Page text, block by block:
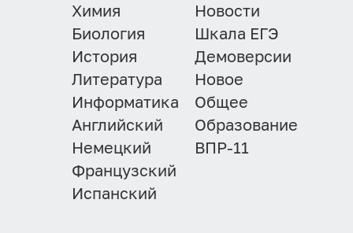
Химия
Биология
История
Литература
Информатика
Английский
Немецкий
Французский
Испанский
Новости
Шкала ЕГЭ
Демоверсии
Новое
Общее
Образование
ВПР-11